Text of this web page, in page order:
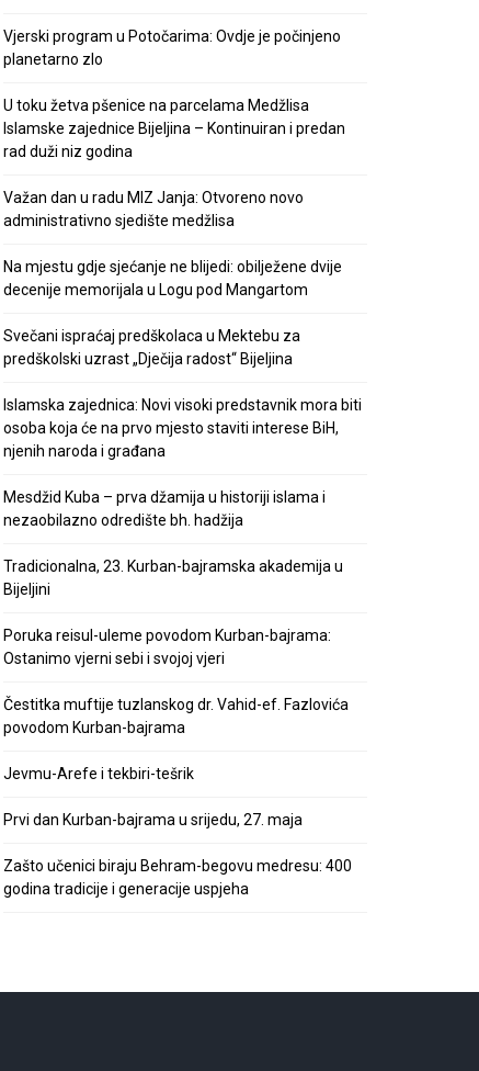
Vjerski program u Potočarima: Ovdje je počinjeno
planetarno zlo
U toku žetva pšenice na parcelama Medžlisa
Islamske zajednice Bijeljina – Kontinuiran i predan
rad duži niz godina
Važan dan u radu MIZ Janja: Otvoreno novo
administrativno sjedište medžlisa
Na mjestu gdje sjećanje ne blijedi: obilježene dvije
decenije memorijala u Logu pod Mangartom
Svečani ispraćaj predškolaca u Mektebu za
predškolski uzrast „Dječija radost“ Bijeljina
Islamska zajednica: Novi visoki predstavnik mora biti
osoba koja će na prvo mjesto staviti interese BiH,
njenih naroda i građana
Mesdžid Kuba – prva džamija u historiji islama i
nezaobilazno odredište bh. hadžija
Tradicionalna, 23. Kurban-bajramska akademija u
Bijeljini
Poruka reisul-uleme povodom Kurban-bajrama:
Ostanimo vjerni sebi i svojoj vjeri
Čestitka muftije tuzlanskog dr. Vahid-ef. Fazlovića
povodom Kurban-bajrama
Jevmu-Arefe i tekbiri-tešrik
Prvi dan Kurban-bajrama u srijedu, 27. maja
Zašto učenici biraju Behram-begovu medresu: 400
godina tradicije i generacije uspjeha